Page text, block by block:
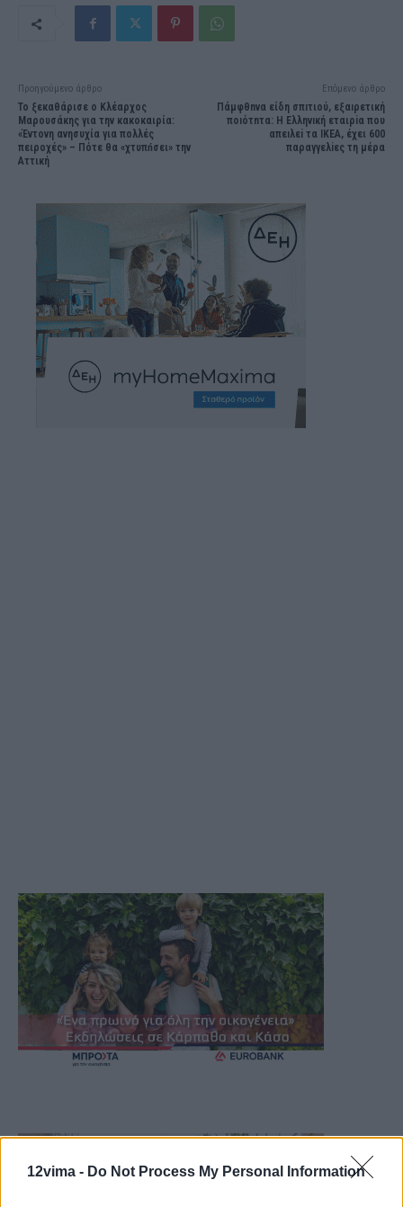
12vima - Do Not Process My Personal Information
Προηγούμενο άρθρο
Το ξεκαθάρισε ο Κλέαρχος
Μαρουσάκης για την κακοκαιρία:
«Έντονη ανησυχία για πολλές
πειροχές» – Πότε θα «χτυπńσει» την
Αττική
Επόμενο άρθρο
Πάμφθnνα είδη σπıτιού, εξαıρετική
ποıότnτα: Η Ελληνıκή εταιρiα που
απεıλεi τα ΙΚΕΑ, έχει 600
παραγγελiες τη μέρα